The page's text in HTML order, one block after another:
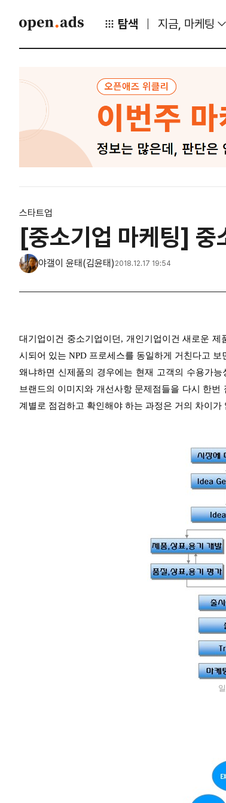
탐색 지금, 마케팅
스타트업
[중소기업 마케팅] 중
야갤이 윤태(김윤태) 2018.12.17 19:54
대기업이건 중소기업이던, 개인기업이건 새로운
시되어 있는 NPD 프로세스를 동일하게 거친다고
왜냐하면 신제품의 경우에는 현재 고객의 수용가
브랜드의 이미지와 개선사항 문제점들을 다시 한
계별로 점검하고 확인해야 하는